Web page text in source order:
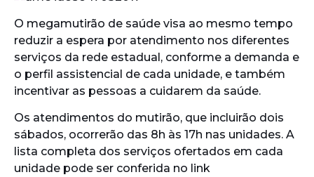
O megamutirão de saúde visa ao mesmo tempo
reduzir a espera por atendimento nos diferentes
serviços da rede estadual, conforme a demanda e
o perfil assistencial de cada unidade, e também
incentivar as pessoas a cuidarem da saúde.
Os atendimentos do mutirão, que incluirão dois
sábados, ocorrerão das 8h às 17h nas unidades. A
lista completa dos serviços ofertados em cada
unidade pode ser conferida no link